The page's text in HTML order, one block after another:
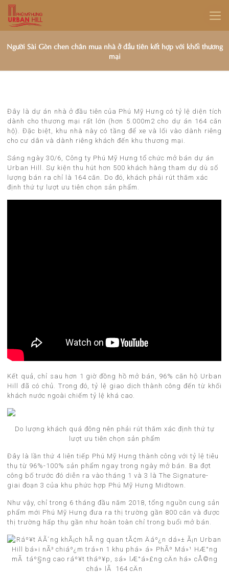
Người Sài Gòn chen chân mua nhà ở đầu tiên kết hợp với khối thương
mại
Đây là dự án nhà ở đầu tiên của Phú Mỹ Hưng có tỷ lệ diện tích
dành cho thương mại rất lớn (hơn 5.000m2 cho dự án 164 căn
hộ). Đặc biệt, khu nhà này có tầng để xe và lối vào dành riêng
cho cư dân và dành riêng khách đến khu thương mại.
Sáng ngày 30/6, Công ty Phú Mỹ Hưng tổ chức mở bán dự án
Urban Hill. Sự kiện thu hút hơn 500 khách hàng tham dự dù số
lượng bán ra chỉ là 164 căn. Do đó, khách phải rút thăm xác
định thứ tự lượt ưu tiên chọn sản phẩm.
Kết quả, chỉ sau hơn 1 giờ đồng hồ mở bán, 96% căn hộ Urban
Hill đã có chủ. Trong đó, tỷ lệ giao dịch thành công đến từ khối
khách nước ngoài chiếm tỷ lệ khá cao.
Do lượng khách quá đông nên phải rút thăm xác định thứ tự
lượt ưu tiên chọn sản phẩm
Đây là lần thứ 4 liên tiếp Phú Mỹ Hưng thành công với tỷ lệ tiêu
thụ từ 96%-100% sản phẩm ngay trong ngày mở bán. Ba đợt
công bố trước đó diễn ra vào tháng 1 và 3 là The Signature-
giai đoạn 3 của khu phức hợp Phú Mỹ Hưng Midtown.
Như vậy, chỉ trong 6 tháng đầu năm 2018, tổng nguồn cung sản
phẩm mới Phú Mỹ Hưng đưa ra thị trường gần 800 căn và được
thị trường hấp thụ gần như hoàn toàn chỉ trong buổi mở bán.